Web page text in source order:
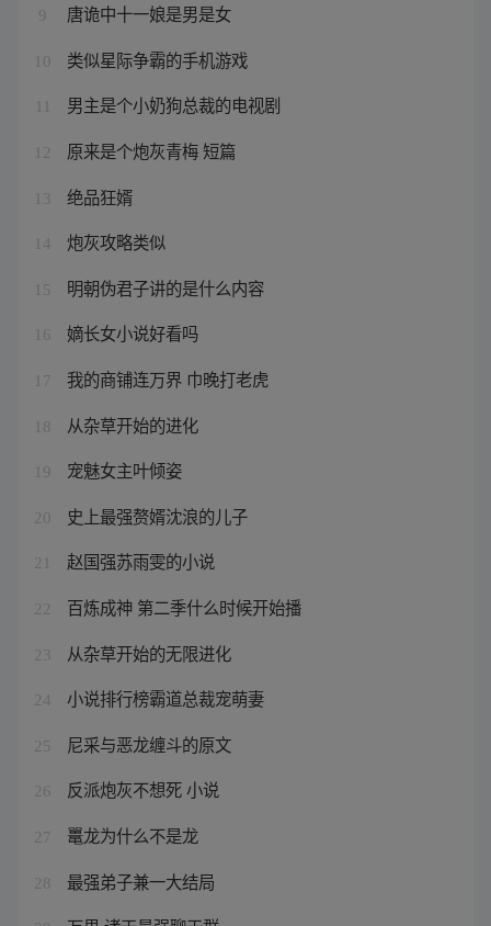
9 唐诡中十一娘是男是女
10 类似星际争霸的手机游戏
男主是个小奶狗总裁的电视剧
12 原来是个炮灰青梅 短篇
13 绝品狂婿
14 炮灰攻略类似
15 明朝伪君子讲的是什么内容
16 嫡长女小说好看吗
17 我的商铺连万界 巾晚打老虎
18 从杂草开始的进化
19 宠魅女主叶倾姿
20 史上最强赘婿沈浪的儿子
21 赵国强苏雨雯的小说
22 百炼成神 第二季什么时候开始播
23 从杂草开始的无限进化
24 小说排行榜霸道总裁宠萌妻
25 尼采与恶龙缠斗的原文
26 反派炮灰不想死 小说
27 鼍龙为什么不是龙
28 最强弟子兼一大结局